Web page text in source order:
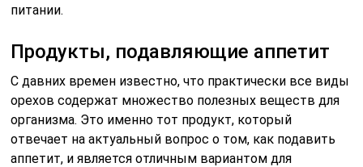
питании.
Продукты, подавляющие аппетит
С давних времен известно, что практически все виды
орехов содержат множество полезных веществ для
организма. Это именно тот продукт, который
отвечает на актуальный вопрос о том, как подавить
аппетит, и является отличным вариантом для